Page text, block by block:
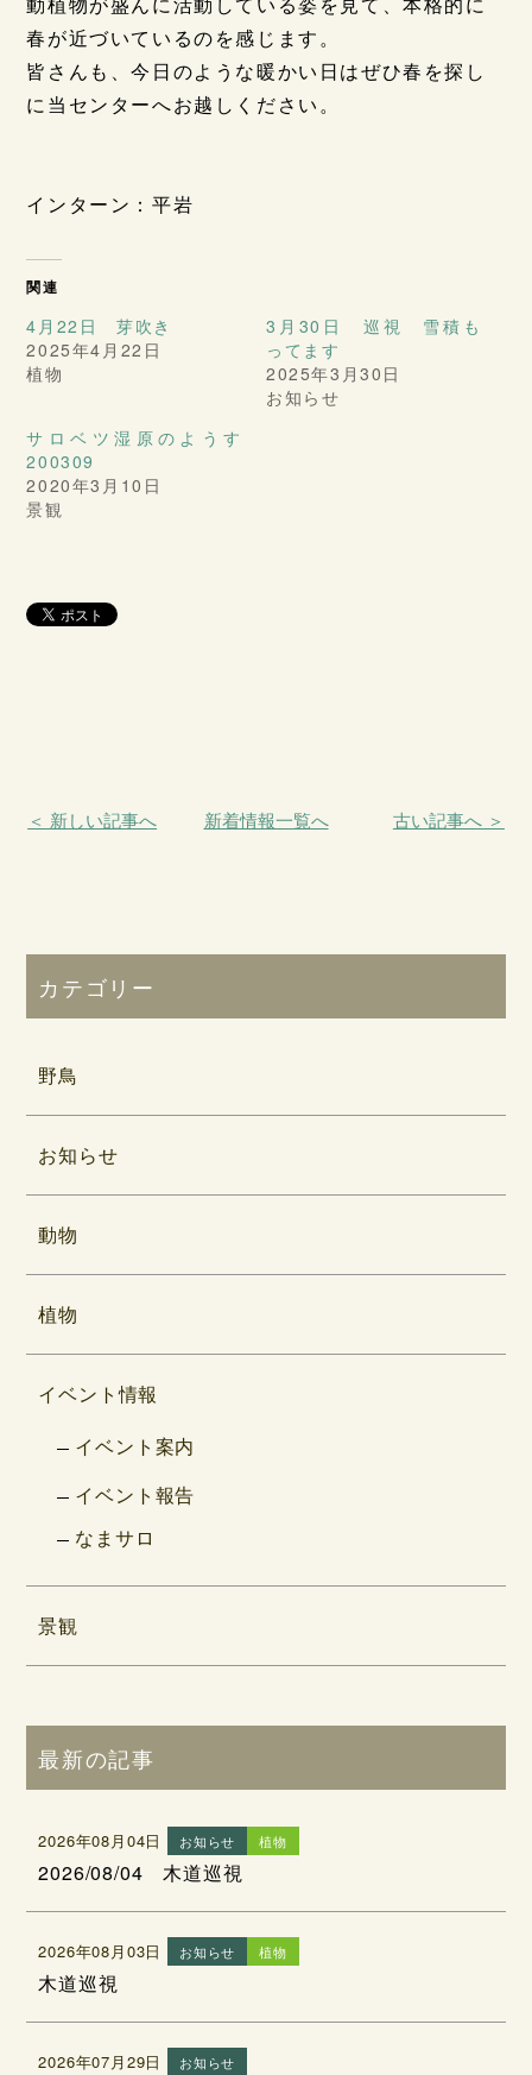
春が近づいているのを感じます。
皆さんも、今日のような暖かい日はぜひ春を探し
に当センターへお越しください。
インターン：平岩
関連
4月22日 芽吹き
2025年4月22日
植物
3月30日 巡視 雪積も
ってます
2025年3月30日
お知らせ
サロベツ湿原のようす
200309
2020年3月10日
景観
＜ 新しい記事へ 新着情報一覧へ 古い記事へ ＞
カテゴリー
野鳥
お知らせ
動物
植物
イベント情報
イベント案内
イベント報告
なまサロ
景観
最新の記事
2026年08月04日 お知らせ 植物
2026/08/04 木道巡視
2026年08月03日 お知らせ 植物
木道巡視
2026年07月29日 お知らせ